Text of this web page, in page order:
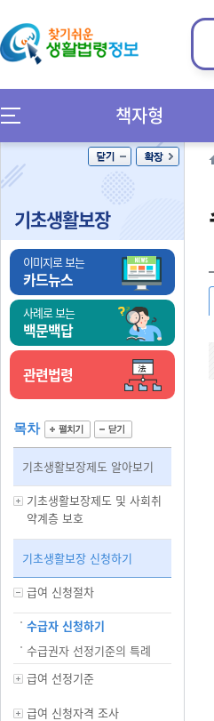
책자형
기초생활보장
이미지로 보는
카드뉴스
사례로 보는
백문백답
관련법령
목차
기초생활보장제도 알아보기
기초생활보장제도 및 사회취
약계층 보호
기초생활보장 신청하기
급여 신청절차
수급자 신청하기
수급권자 선정기준의 특례
급여 선정기준
급여 신청자격 조사